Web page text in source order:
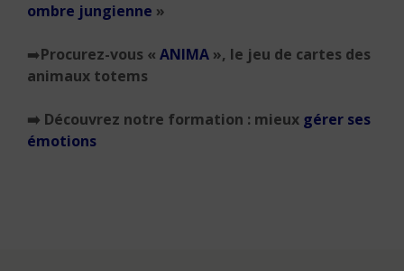
ombre jungienne »
➡️Procurez-vous « ANIMA », le jeu de cartes des
animaux totems
➡️ Découvrez notre formation : mieux gérer ses
émotions